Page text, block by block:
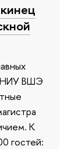
НИУ ВШЭ
К
гостей: